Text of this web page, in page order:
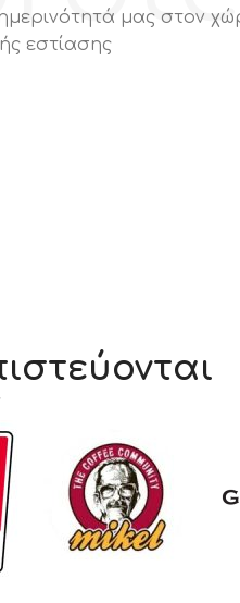
μας στον
εστίασης